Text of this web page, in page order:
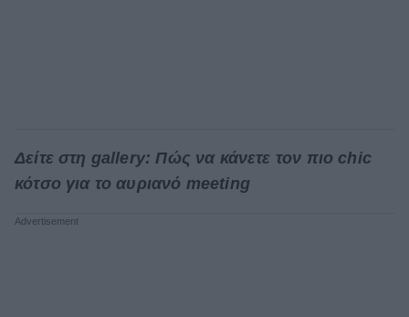
Δείτε στη gallery: Πώς να κάνετε τον πιο chic
κότσο για το αυριανό meeting